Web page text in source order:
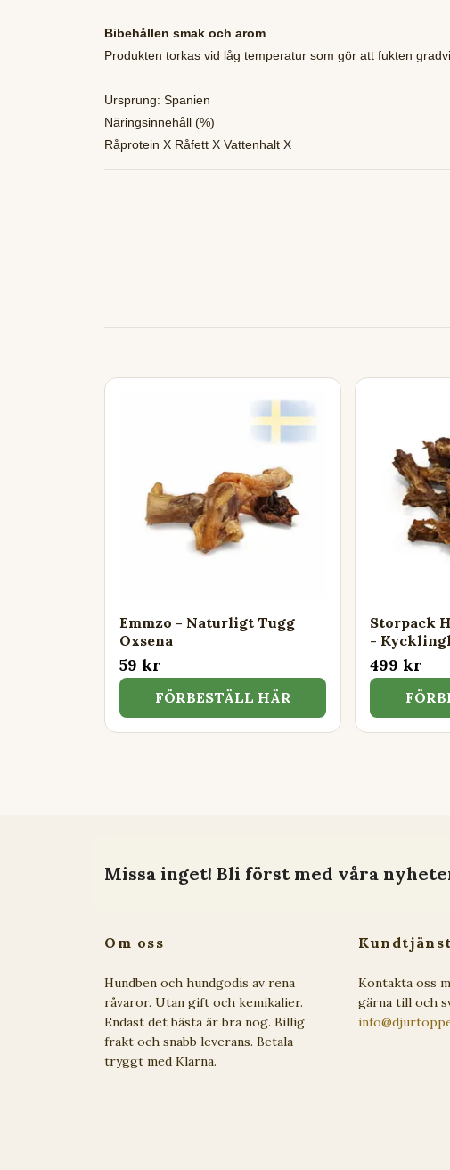
Bibehållen smak och arom
Produkten torkas vid låg temperatur som gör att fukten
Ursprung: Spanien
Näringsinnehåll (%)
Råprotein X Råfett X Vattenhalt X
Emmzo - Naturligt Tugg
Oxsena
59 kr
FÖRBESTÄLL HÄR
Storpack
-
499 kr
Missa inget! Bli först med våra
Om oss
Hundben och hundgodis av rena
råvaror. Utan gift och kemikalier.
Endast det bästa är bra nog. Billig
frakt och snabb leverans. Betala
tryggt med Klarna.
Kundtjänst
Kontakta oss
gärna till och